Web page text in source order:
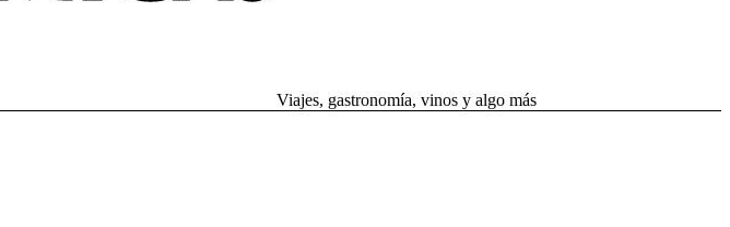
Viajes, gastronomía, vinos y algo más